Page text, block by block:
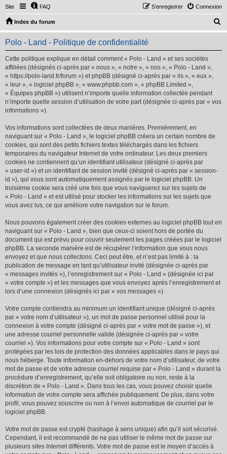
Site FAQ Connexion
S’enregistrer
Index du forum
e
Polo - Land - Politique de confidentialité
Cette politique explique en détail comment « Polo - Land » et ses sociétés
affiliées (désignés ci-après par « nous », « notre », « nos », « Polo - Land »,
« https://polo-land.fr/forum ») et phpBB (désigné ci-après par « ils », « eux »,
« leur », « logiciel phpBB », « www.phpbb.com », « phpBB Limited »,
« Équipes phpBB ») utilisent n’importe quelle information collectée pendant
n’importe quelle session d’utilisation de votre part (désignée ci-après par « vos
informations »).
Vos informations sont collectées de deux manières. Premièrement, en
naviguant sur « Polo - Land », le logiciel phpBB créera un certain nombre de
cookies, qui sont des petits fichiers textes téléchargés dans les fichiers
temporaires du navigateur Internet de votre ordinateur. Les deux premiers
cookies ne contiennent qu’un identifiant utilisateur (désigné ci-après par
« user-id ») et un identifiant de session invité (désigné ci-après par « session-
id »), qui vous sont automatiquement assignés par le logiciel phpBB. Un
troisième cookie sera créé une fois que vous naviguerez sur les sujets de
« Polo - Land » et est utilisé pour stocker les informations sur les sujets que
vous avez lus, ce qui améliore votre navigation sur le forum.
Nous pouvons également créer des cookies externes au logiciel phpBB tout en
naviguant sur « Polo - Land », bien que ceux-ci soient hors de portée du
document qui est prévu pour couvrir seulement les pages créées par le logiciel
phpBB. La seconde manière est de récupérer l’information que vous nous
envoyez et que nous collectons. Ceci peut être, et n’est pas limité à : la
publication de message en tant qu’utilisateur invité (désignée ci-après par
« messages invités »), l’enregistrement sur « Polo - Land » (désignée ici par
« votre compte ») et les messages que vous envoyez après l’enregistrement et
lors d’une connexion (désignés ici par « vos messages »).
Votre compte contiendra au minimum un identifiant unique (désigné ci-après
par « votre nom d’utilisateur »), un mot de passe personnel utilisé pour la
connexion à votre compte (désigné ci-après par « votre mot de passe »), et
une adresse courriel personnelle valide (désignée ci-après par « votre
courriel »). Vos informations pour votre compte sur « Polo - Land » sont
protégées par les lois de protection des données applicables dans le pays qui
nous héberge. Toute information en-dehors de votre nom d’utilisateur, de votre
mot de passe et de votre adresse courriel requise par « Polo - Land » durant la
procédure d’enregistrement, qu’elle soit obligatoire ou non, reste à la
discrétion de « Polo - Land ». Dans tous les cas, vous pouvez choisir quelle
information de votre compte sera affichée publiquement. De plus, dans votre
profil, vous pouvez souscrire ou non à l’envoi automatique de courriel par le
logiciel phpBB.
Votre mot de passe est crypté (hashage à sens unique) afin qu’il soit sécurisé.
Cependant, il est recommandé de ne pas utiliser le même mot de passe sur
plusieurs sites Internet différents. Votre mot de passe est le moyen d’accès à